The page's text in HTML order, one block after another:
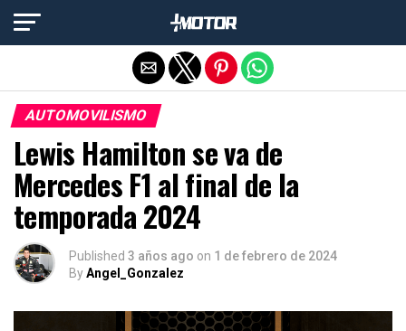
AUTOMOVILISMO
Lewis Hamilton se va de
Mercedes F1 al final de la
temporada 2024
Published 3 años ago on 1 de febrero de 2024
ByAngel_Gonzalez
Salir de la versión móvil